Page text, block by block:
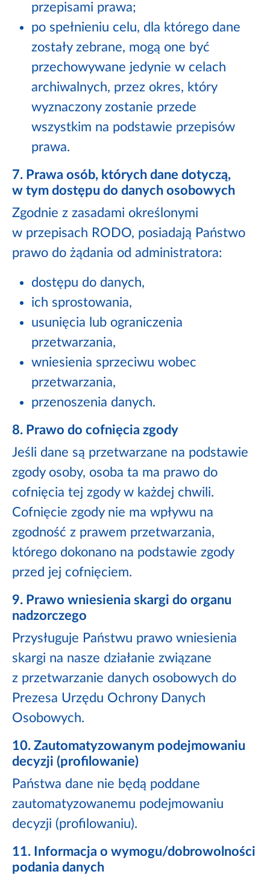
przepisami prawa;
po spełnieniu celu, dla którego dane
zostały zebrane, mogą one być
przechowywane jedynie w celach
archiwalnych, przez okres, który
wyznaczony zostanie przede
wszystkim na podstawie przepisów
prawa.
7. Prawa osób, których dane dotyczą,
w tym dostępu do danych osobowych
Zgodnie z zasadami określonymi
w przepisach RODO, posiadają Państwo
prawo do żądania od administratora:
dostępu do danych,
ich sprostowania,
usunięcia lub ograniczenia
przetwarzania,
wniesienia sprzeciwu wobec
przetwarzania,
przenoszenia danych.
8. Prawo do cofnięcia zgody
Jeśli dane są przetwarzane na podstawie
zgody osoby, osoba ta ma prawo do
cofnięcia tej zgody w każdej chwili.
Cofnięcie zgody nie ma wpływu na
zgodność z prawem przetwarzania,
którego dokonano na podstawie zgody
przed jej cofnięciem.
9. Prawo wniesienia skargi do organu
nadzorczego
Przysługuje Państwu prawo wniesienia
skargi na nasze działanie związane
z przetwarzanie danych osobowych do
Prezesa Urzędu Ochrony Danych
Osobowych.
10. Zautomatyzowanym podejmowaniu
decyzji (profilowanie)
Państwa dane nie będą poddane
zautomatyzowanemu podejmowaniu
decyzji (profilowaniu).
11. Informacja o wymogu/dobrowolności
podania danych